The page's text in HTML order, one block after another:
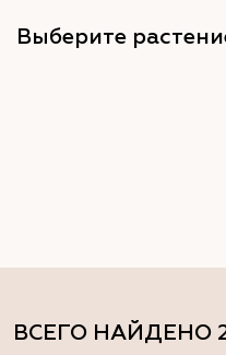
ВСЕГО НАЙДЕНО
Выберите